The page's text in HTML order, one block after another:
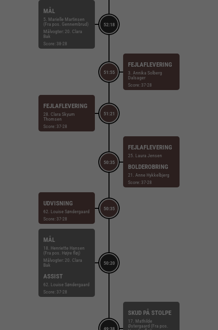
52:18
MÅL
5. Marielle Martinsen
(Fra pos. Gennembrud)
Målvogter: 20. Clara
Bak
Score: 38-28
51:55
FEJLAFLEVERING
3. Annika Solberg
Dalsager
Score: 37-28
51:21
FEJLAFLEVERING
28. Clara Skyum
Thomsen
Score: 37-28
50:35
FEJLAFLEVERING
25. Laura Jensen
BOLDEROBRING
21. Anne Hykkelbjerg
Score: 37-28
50:35
UDVISNING
62. Louise Søndergaard
Score: 37-28
50:20
MÅL
18. Henriette Hansen
(Fra pos. Højre fløj)
Målvogter: 20. Clara
Bak
ASSIST
62. Louise Søndergaard
Score: 37-28
SKUD PÅ STOLPE
17. Mathilde
Østergaard (Fra pos.